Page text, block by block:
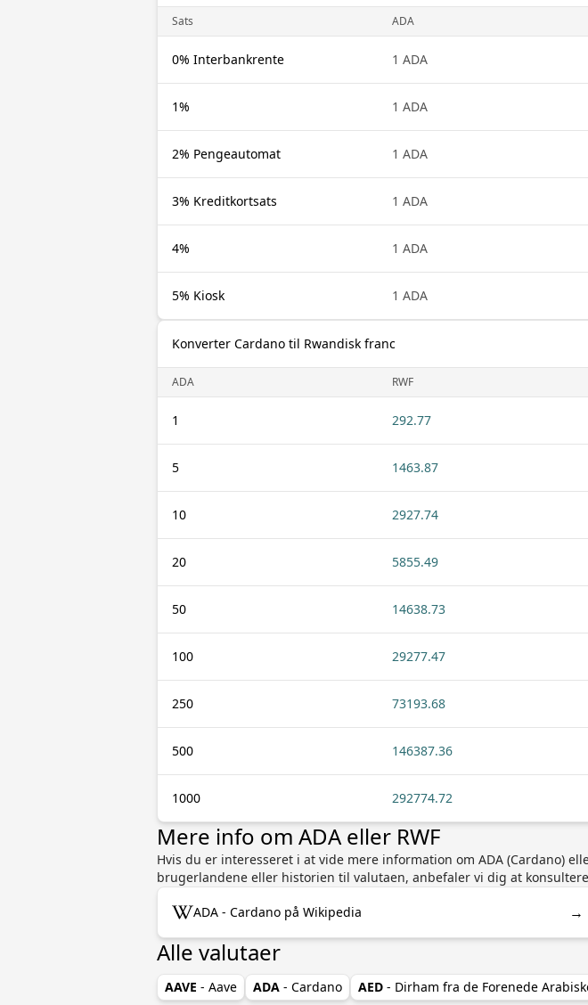
Sats ADA
0% Interbankrente 1 ADA
1% 1 ADA
2% Pengeautomat 1 ADA
3% Kreditkortsats 1 ADA
4% 1 ADA
5% Kiosk 1 ADA
Konverter Cardano til Rwandisk franc
ADA RWF
1 292.77
5 1463.87
10 2927.74
20 5855.49
50 14638.73
100 29277.47
250 73193.68
500 146387.36
1000 292774.72
Mere info om ADA eller RWF
Hvis du er interesseret i at vide mere information om ADA (Cardano)
brugerlandene eller historien til valutaen, anbefaler vi dig at
ADA - Cardano på Wikipedia →
Alle valutaer
AAVE - Aave ADA - Cardano AED - Dirham fra de Forenede